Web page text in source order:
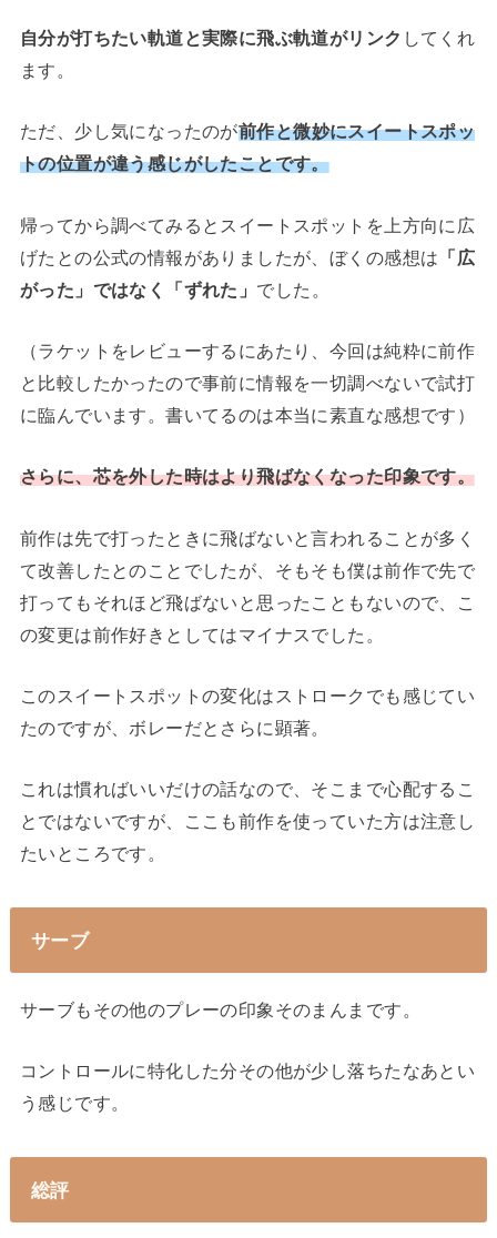
自分が打ちたい軌道と実際に飛ぶ軌道がリンク してくれ
ます。
ただ、少し気になったのが前作と微妙にスイートスポッ
トの位置が違う感じがしたことです。
帰ってから調べてみるとスイートスポットを上方向に広
げたとの公式の情報がありましたが、ぼくの感想は 「広
がった」ではなく「ずれた」 でした。
（ラケットをレビューするにあたり、今回は純粋に前作
と比較したかったので事前に情報を一切調べないで試打
に臨んでいます。書いてるのは本当に素直な感想です）
さらに、芯を外した時はより飛ばなくなった印象です。
前作は先で打ったときに飛ばないと言われることが多く
て改善したとのことでしたが、そもそも僕は前作で先で
打ってもそれほど飛ばないと思ったこともないので、こ
の変更は前作好きとしてはマイナスでした。
このスイートスポットの変化はストロークでも感じてい
たのですが、ボレーだとさらに顕著。
これは慣ればいいだけの話なので、そこまで心配するこ
とではないですが、ここも前作を使っていた方は注意し
たいところです。
サーブ
サーブもその他のプレーの印象そのまんまです。
コントロールに特化した分その他が少し落ちたなあとい
う感じです。
総評